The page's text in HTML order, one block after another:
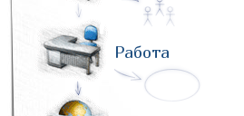
Работа